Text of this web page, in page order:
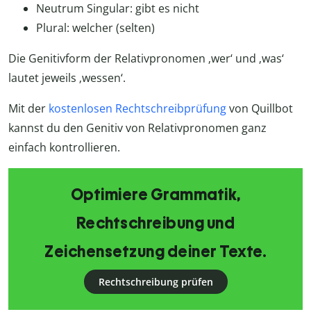
Neutrum Singular: gibt es nicht
Plural: welcher (selten)
Die Genitivform der Relativpronomen ‚wer‘ und ‚was‘
lautet jeweils ‚wessen‘.
Mit der kostenlosen Rechtschreibprüfungvon Quillbot
kannst du den Genitiv von Relativpronomen ganz
einfach kontrollieren.
Optimiere Grammatik,
Rechtschreibung und
Zeichensetzung deiner Texte.
Rechtschreibung prüfen